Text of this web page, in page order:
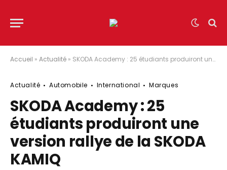
Accueil » Actualité » SKODA Academy : 25 étudiants produiront une version rallye de la SKODA KAMIQ
Actualité Automobile International Marques
SKODA Academy : 25
étudiants produiront une
version rallye de la SKODA
KAMIQ